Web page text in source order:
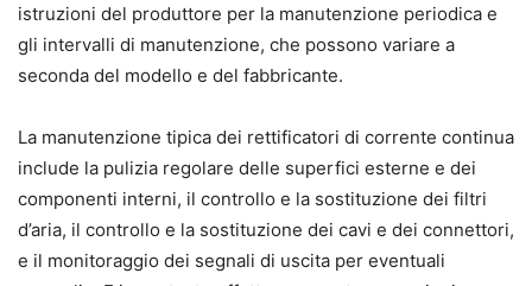
istruzioni del produttore per la manutenzione periodica e
gli intervalli di manutenzione, che possono variare a
seconda del modello e del fabbricante.
La manutenzione tipica dei rettificatori di corrente continua
include la pulizia regolare delle superfici esterne e dei
componenti interni, il controllo e la sostituzione dei filtri
d’aria, il controllo e la sostituzione dei cavi e dei connettori,
e il monitoraggio dei segnali di uscita per eventuali